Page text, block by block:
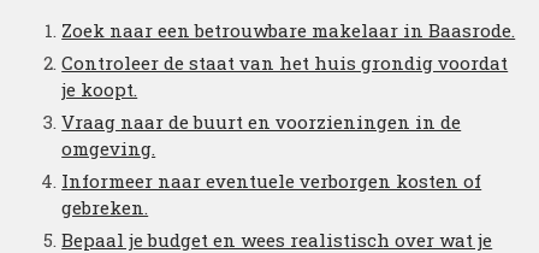
Zoek naar een betrouwbare makelaar in Baasrode.
Controleer de staat van het huis grondig voordat
je koopt.
Vraag naar de buurt en voorzieningen in de
omgeving.
Informeer naar eventuele verborgen kosten of
gebreken.
Bepaal je budget en wees realistisch over wat je